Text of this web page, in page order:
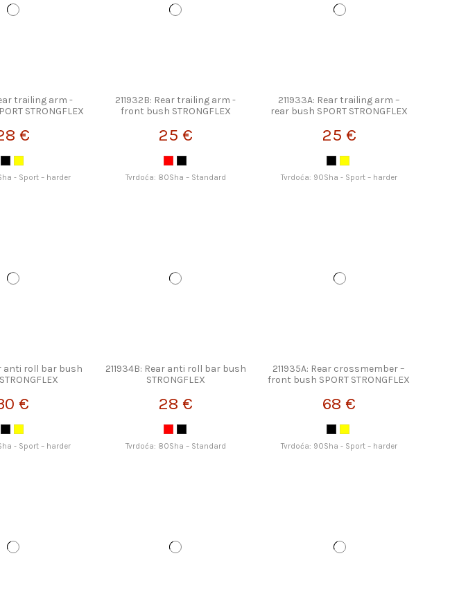
trailing arm -
STRONGFLEX
€
- Sport – harder
211932B: Rear trailing arm -
front bush STRONGFLEX
25 €
Tvrdoća: 80Sha – Standard
211933A: Rear trailing arm –
rear bush SPORT STRONGFLEX
25 €
Tvrdoća: 90Sha - Sport – harder
anti roll bar bush
€
- Sport – harder
211934B: Rear anti roll bar bush
STRONGFLEX
28 €
Tvrdoća: 80Sha – Standard
211935A: Rear crossmember –
front bush SPORT STRONGFLEX
68 €
Tvrdoća: 90Sha - Sport – harder